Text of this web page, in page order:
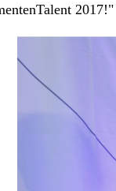
2017!"